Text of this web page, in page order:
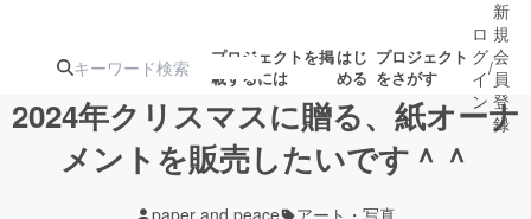
プロジェクトを掲
載するには
はじ
める
プロジェクト
をさがす
募集終了が近いプ
ロ
グ
イ
ン
/
新
規
会
員
登
録
2024年クリスマスに贈る、紙オーナ
メントを販売したいです＾＾
paper and peace アート・写真